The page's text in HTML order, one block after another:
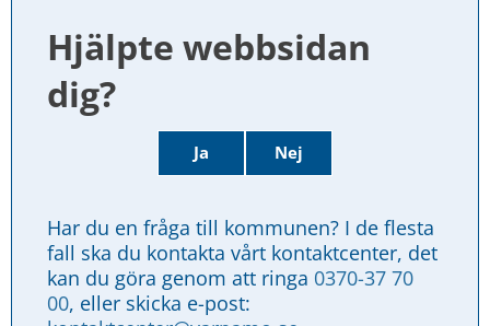
Hjälpte webbsidan
dig?
Ja Nej
Har du en fråga till kommunen? I de flesta
fall ska du kontakta vårt kontaktcenter, det
kan du göra genom att ringa 0370-37 70
00